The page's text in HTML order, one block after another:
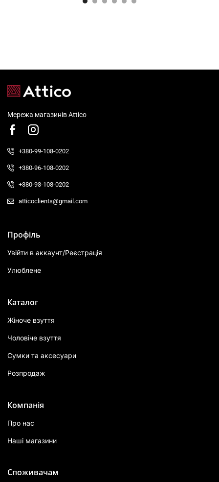
Мережа магазинів Attico
+380-99-108-0202
+380-96-108-0202
+380-93-108-0202
atticoclients@gmail.com
Профіль
Увійти в аккаунт/Реєстрація
Улюблене
Каталог
Жіноче взуття
Чоловіче взуття
Сумки та аксесуари
Розпродаж
Компанія
Про нас
Наші магазини
Споживачам